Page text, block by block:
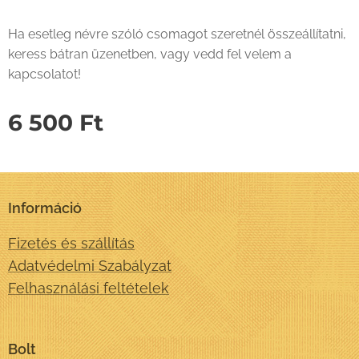
Ha esetleg névre szóló csomagot szeretnél összeállítatni,
keress bátran üzenetben, vagy vedd fel velem a
kapcsolatot!
6 500 Ft
Információ
Fizetés és szállítás
Adatvédelmi Szabályzat
Felhasználási feltételek
Bolt